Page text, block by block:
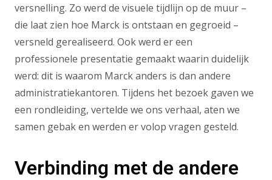
versnelling. Zo werd de visuele tijdlijn op de muur –
die laat zien hoe Marck is ontstaan en gegroeid –
versneld gerealiseerd. Ook werd er een
professionele presentatie gemaakt waarin duidelijk
werd: dit is waarom Marck anders is dan andere
administratiekantoren. Tijdens het bezoek gaven we
een rondleiding, vertelde we ons verhaal, aten we
samen gebak en werden er volop vragen gesteld.
Verbinding met de andere